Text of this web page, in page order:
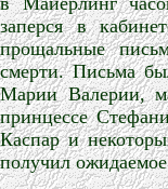
заперся в
прощальные
смерти. Письма
Марии Валерии,
принцессе
Каспар и
получил